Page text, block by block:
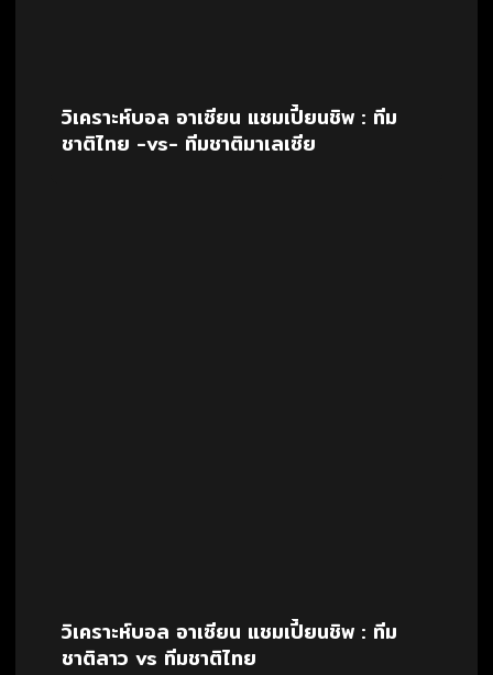
วิเคราะห์บอล อาเซียน แชมเปี้ยนชิพ : ทีม
ชาติไทย -vs- ทีมชาติมาเลเซีย
วิเคราะห์บอล อาเซียน แชมเปี้ยนชิพ : ทีม
ชาติลาว vs ทีมชาติไทย